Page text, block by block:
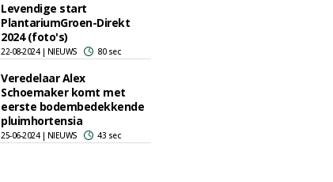
Levendige start
PlantariumGroen-Direkt
2024 (foto's)
22-08-2024 | NIEUWS 80 sec
Veredelaar Alex
Schoemaker komt met
eerste bodembedekkende
pluimhortensia
25-06-2024 | NIEUWS 43 sec